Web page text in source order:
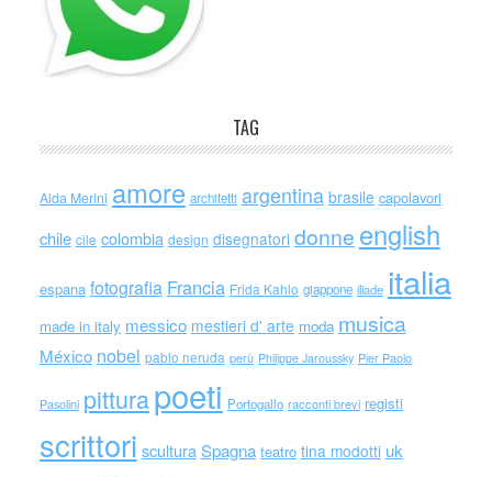
TAG
Alda Merini amore architetti argentina brasile capolavori
chile cile colombia design disegnatori donne english
espana fotografia Francia Frida Kahlo giappone iliade italia
made in italy messico mestieri d' arte moda musica
México nobel pablo neruda perù Philippe Jaroussky Pier Paolo
Pasolini pitturapoeti Portogallo racconti brevi registi
scrittori scultura Spagna teatro tina modotti uk